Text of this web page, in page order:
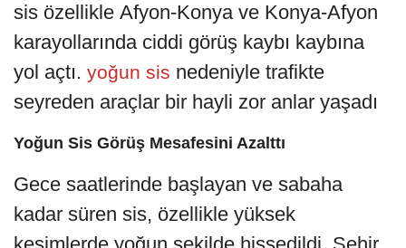
sis özellikle Afyon-Konya ve Konya-Afyon
karayollarında ciddi görüş kaybı kaybına
yol açtı. yoğun sis nedeniyle trafikte
seyreden araçlar bir hayli zor anlar yaşadı
Yoğun Sis Görüş Mesafesini Azalttı
Gece saatlerinde başlayan ve sabaha
kadar süren sis, özellikle yüksek